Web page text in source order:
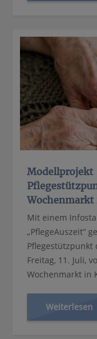
Modellprojekt
Mit einem
„PflegeAuszeit“
Pflegestützpunkt
Freitag, 11. Juli,
Wochenmarkt in
Weiterlesen